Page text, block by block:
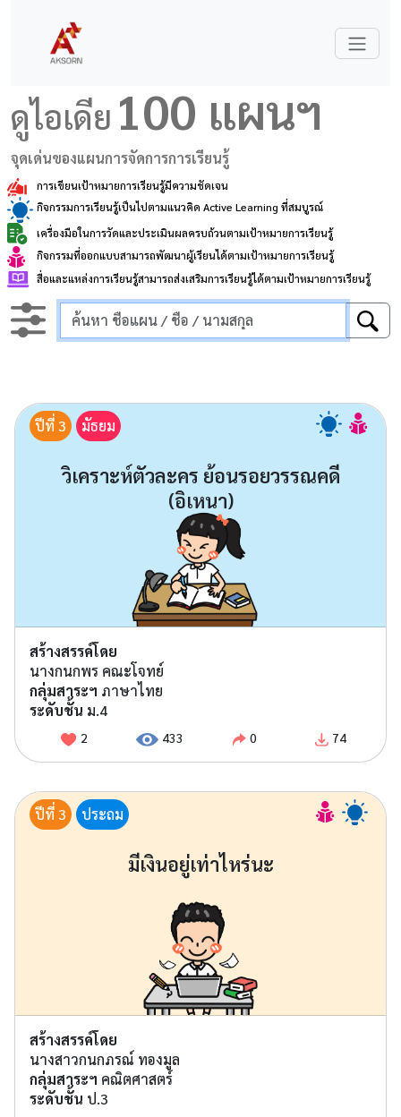
ดูไอเดีย 100 แผนฯ
จุดเด่นของแผนการจัดการการเรียนรู้
การเขียนเป้าหมายการเรียนรู้มีความชัดเจน
กิจกรรมการเรียนรู้เป็นไปตามแนวคิด Active Learning ที่สมบูรณ์
เครื่องมือในการวัดและประเมินผลครบถ้วนตามเป้าหมายการเรียนรู้
กิจกรรมที่ออกแบบสามารถพัฒนาผู้เรียนได้ตามเป้าหมายการเรียนรู้
สื่อและแหล่งการเรียนรู้สามารถส่งเสริมการเรียนรู้ได้ตามเป้าหมายการเรียนรู้
ปีที่ 3 มัธยม
วิเคราะห์ตัวละคร ย้อนรอยวรรณคดี
(อิเหนา)
สร้างสรรค์โดย
นางกนกพร คณะโจทย์
กลุ่มสาระฯ ภาษาไทย
ระดับชั้น ม.4
2 433 0 74
ปีที่ 3 ประถม
มีเงินอยู่เท่าไหร่นะ
สร้างสรรค์โดย
นางสาวกนกภรณ์ ทองมูล
กลุ่มสาระฯ คณิตศาสตร์
ระดับชั้น ป.3